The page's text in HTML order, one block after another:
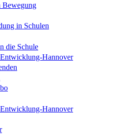
Bewegung
in Schulen
die Schule
Hannover
Hannover